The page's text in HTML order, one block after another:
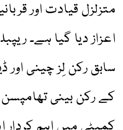
متزلزل قیادت اور
اعزاز دیا گیا ہے۔
سابق رکن لِز چینی اور